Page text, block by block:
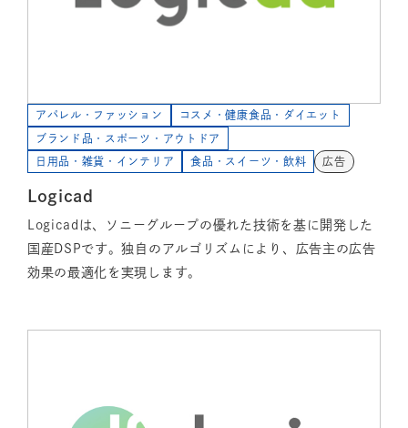
アパレル・ファッション コスメ・健康食品・ダイエット
ブランド品・スポーツ・アウトドア
日用品・雑貨・インテリア 食品・スイーツ・飲料 広告
Logicad
Logicadは、ソニーグループの優れた技術を基に開発した
国産DSPです。独自のアルゴリズムにより、広告主の広告
効果の最適化を実現します。